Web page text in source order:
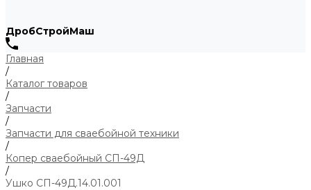
ДробСтройМаш
Главная
/
Каталог товаров
/
Запчасти
/
Запчасти для сваебойной техники
/
Копер сваебойный СП-49Д
/
Ушко СП-49Д.14.01.001